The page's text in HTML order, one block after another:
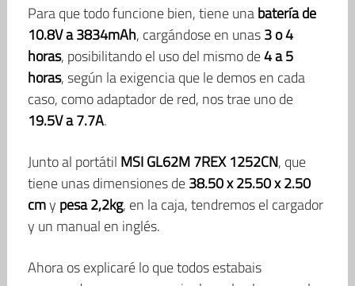
Para que todo funcione bien, tiene unabatería de
10.8V a 3834mAh, cargándose en unas3 o 4
horas, posibilitando el uso del mismo de4 a 5
horas, según la exigencia que le demos en cada
caso, como adaptador de red, nos trae uno de
19.5V a 7.7A.
Junto al portátil MSI GL62M 7REX 1252CN, que
tiene unas dimensiones de38.50 x 25.50 x 2.50
cmy pesa 2,2kg, en la caja, tendremos el cargador
y un manual en inglés.
Ahora os explicaré lo que todos estabais